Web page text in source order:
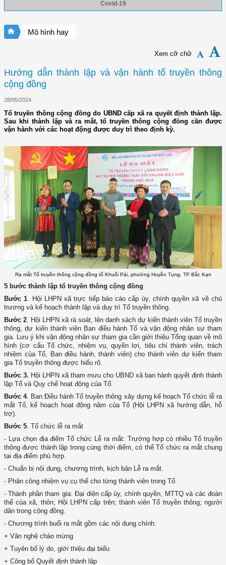
Covid-19
Mô hình hay
Xem cỡ chữ
Hướng dẫn thành lập và vận hành tổ truyền thông
cộng đồng
28/05/2024
Tổ truyền thông cộng đồng do UBND cấp xã ra quyết định thành lập.
Sau khi thành lập và ra mắt, tổ truyền thông cộng đồng cần được
vận hành với các hoạt động được duy trì theo định kỳ.
Ra mắt Tổ truyền thông cộng đồng tổ Khuổi Pái, phường Huyền Tụng, TP Bắc Kạn
5 bước thành lập tổ truyền thông cộng đồng
Bước 1. Hội LHPN xã trực tiếp báo cáo cấp ủy, chính quyền xã về chủ
trương và kế hoạch thành lập và duy trì Tổ truyền thông.
Bước 2. Hội LHPN xã rà soát, lên danh sách dự kiến thành viên Tổ truyền
thông, dự kiến thành viên Ban điều hành Tổ và vận động nhân sự tham
gia. Lưu ý khi vận động nhân sự tham gia cần giới thiệu Tổng quan về mô
hình (cơ cấu Tổ chức, nhiệm vụ, quyền lợi, tiêu chí thành viên, trách
nhiệm của Tổ, Ban điều hành, thành viên) cho thành viên dự kiến tham
gia Tổ truyền thông được hiểu rõ.
Bước 3. Hội LHPN xã tham mưu cho UBND xã ban hành quyết định thành
lập Tổ và Quy chế hoạt động của Tổ.
Bước 4. Ban Điều hành Tổ truyền thông xây dựng kế hoạch Tổ chức lễ ra
mắt Tổ, kế hoạch hoạt động năm của Tổ (Hội LHPN xã hướng dẫn, hỗ
trợ).
Bước 5. Tổ chức lễ ra mắt
- Lựa chọn địa điểm Tổ chức Lễ ra mắt: Trường hợp có nhiều Tổ truyền
thông được thành lập trong cùng thời điểm, có thể Tổ chức ra mắt chung
tại địa điểm phù hợp.
- Chuẩn bị nội dung, chương trình, kịch bản Lễ ra mắt.
- Phân công nhiệm vụ cụ thể cho từng thành viên trong Tổ.
- Thành phần tham gia: Đại diện cấp ủy, chính quyền, MTTQ và các đoàn
thể của xã, thôn; Hội LHPN cấp trên; thành viên Tổ truyền thông; người
dân trong cộng đồng.
- Chương trình buổi ra mắt gồm các nội dung chính:
+ Văn nghệ chào mừng
+ Tuyên bố lý do, giới thiệu đại biểu
+ Công bố Quyết định thành lập